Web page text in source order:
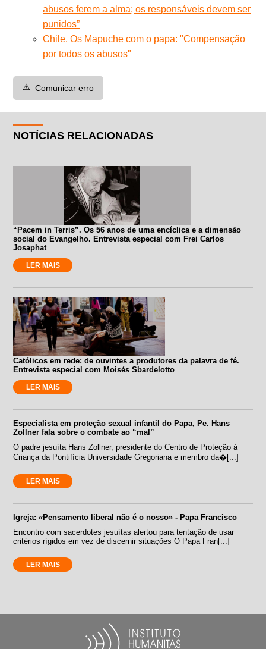
abusos ferem a alma; os responsáveis devem ser
punidos”
Chile. Os Mapuche com o papa: "Compensação
por todos os abusos"
⚠️ Comunicar erro
NOTÍCIAS RELACIONADAS
“Pacem in Terris”. Os 56 anos de uma encíclica e a dimensão
social do Evangelho. Entrevista especial com Frei Carlos
Josaphat
LER MAIS
Católicos em rede: de ouvintes a produtores da palavra de fé.
Entrevista especial com Moisés Sbardelotto
LER MAIS
Especialista em proteção sexual infantil do Papa, Pe. Hans
Zollner fala sobre o combate ao “mal”
O padre jesuíta Hans Zollner, presidente do Centro de Proteção à
Criança da Pontifícia Universidade Gregoriana e membro da�[...]
LER MAIS
Igreja: «Pensamento liberal não é o nosso» - Papa Francisco
Encontro com sacerdotes jesuítas alertou para tentação de usar
critérios rígidos em vez de discernir situações O Papa Fran[...]
LER MAIS